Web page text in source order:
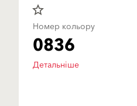
star_border
Номер кольору
0836
Детальніше